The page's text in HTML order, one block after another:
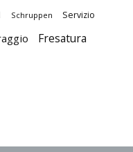
Schruppen Servizio
Fresatura